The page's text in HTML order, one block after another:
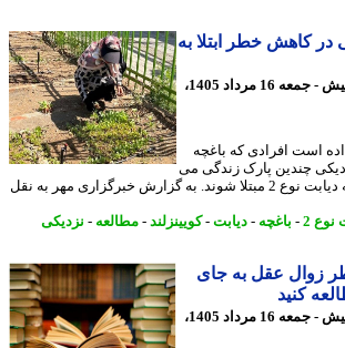
خطر ابتلا به
3 روز پیش - جمعه 16 مرداد 1405،
افرادی که باغچه
چندین پارک زندگی می
کنند، کمتر احتمال دارد به دیابت نوع 2 مبتلا شوند. به گزارش خبرگزاری مهر به نقل
-باغچه-دیابت-کویینزلند-مطالعه-نزدیکی
عقل به جای
کنید
3 روز پیش - جمعه 16 مرداد 1405،